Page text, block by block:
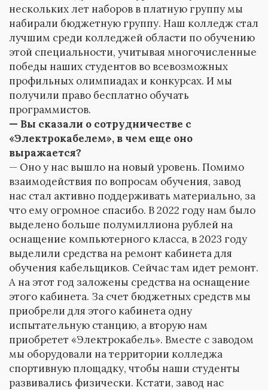
нескольких лет наборов в платную группу мы
набирали бюджетную группу. Наш колледж стал
лучшим среди колледжей области по обучению
этой специальности, учитывая многочисленные
победы наших студентов во всевозможных
профильных олимпиадах и конкурсах. И мы
получили право бесплатно обучать
программистов.
— Вы сказали о сотрудничестве с
«Электрокабелем», в чем еще оно
выражается?
— Оно у нас вышло на новый уровень. Помимо
взаимодействия по вопросам обучения, завод
нас стал активно поддерживать материально, за
что ему огромное спасибо. В 2022 году нам было
выделено больше полумиллиона рублей на
оснащение компьютерного класса, в 2023 году
выделили средства на ремонт кабинета для
обучения кабельщиков. Сейчас там идет ремонт.
А на этот год заложены средства на оснащение
этого кабинета. За счет бюджетных средств мы
приобрели для этого кабинета одну
испытательную станцию, а вторую нам
приобретет «Электрокабель». Вместе с заводом
мы оборудовали на территории колледжа
спортивную площадку, чтобы наши студенты
развивались физически. Кстати, завод нас